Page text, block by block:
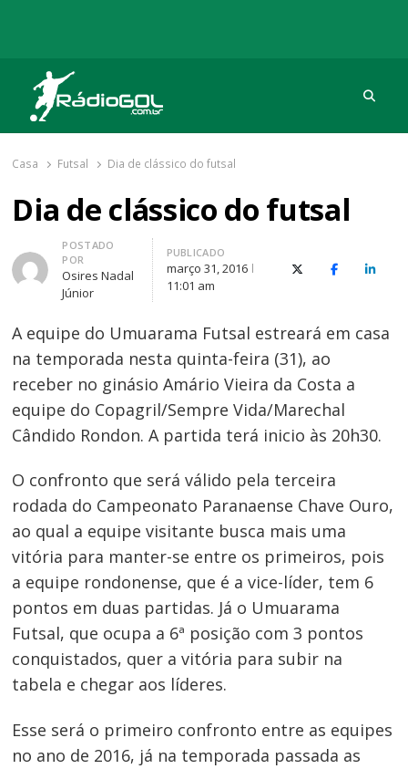
Rádio Gol
Há mais de 20 anos com as melhores coberturas
Casa Futsal Dia de clássico do futsal
Dia de clássico do futsal
Autor
POSTADO
POR
Osires Nadal
Júnior
PUBLICADO
março 31, 2016
11:01 am
X (Twitter)Facebook
O
A equipe do Umuarama Futsal estreará em casa
na temporada nesta quinta-feira (31), ao
receber no ginásio Amário Vieira da Costa a
equipe do Copagril/Sempre Vida/Marechal
Cândido Rondon. A partida terá inicio às 20h30.
O confronto que será válido pela terceira
rodada do Campeonato Paranaense Chave Ouro,
ao qual a equipe visitante busca mais uma
vitória para manter-se entre os primeiros, pois
a equipe rondonense, que é a vice-líder, tem 6
pontos em duas partidas. Já o Umuarama
Futsal, que ocupa a 6ª posição com 3 pontos
conquistados, quer a vitória para subir na
tabela e chegar aos líderes.
Esse será o primeiro confronto entre as equipes
no ano de 2016, já na temporada passada as